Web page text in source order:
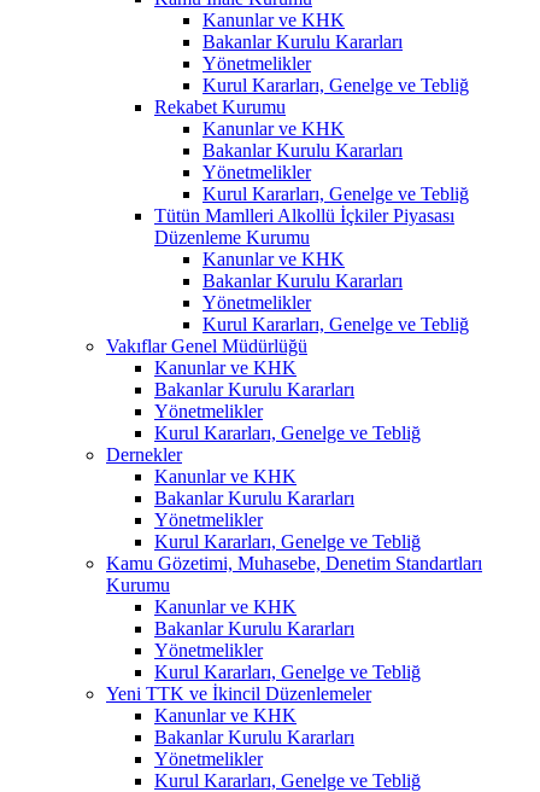
Kanunlar ve KHK
Bakanlar Kurulu Kararları
Yönetmelikler
Kurul Kararları, Genelge ve Tebliğ
Rekabet Kurumu
Kanunlar ve KHK
Bakanlar Kurulu Kararları
Yönetmelikler
Kurul Kararları, Genelge ve Tebliğ
Tütün Mamlleri Alkollü İçkiler Piyasası
Düzenleme Kurumu
Kanunlar ve KHK
Bakanlar Kurulu Kararları
Yönetmelikler
Kurul Kararları, Genelge ve Tebliğ
Vakıflar Genel Müdürlüğü
Kanunlar ve KHK
Bakanlar Kurulu Kararları
Yönetmelikler
Kurul Kararları, Genelge ve Tebliğ
Dernekler
Kanunlar ve KHK
Bakanlar Kurulu Kararları
Yönetmelikler
Kurul Kararları, Genelge ve Tebliğ
Kamu Gözetimi, Muhasebe, Denetim Standartları
Kurumu
Kanunlar ve KHK
Bakanlar Kurulu Kararları
Yönetmelikler
Kurul Kararları, Genelge ve Tebliğ
Yeni TTK ve İkincil Düzenlemeler
Kanunlar ve KHK
Bakanlar Kurulu Kararları
Yönetmelikler
Kurul Kararları, Genelge ve Tebliğ